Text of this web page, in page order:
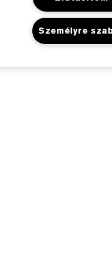
Személyre